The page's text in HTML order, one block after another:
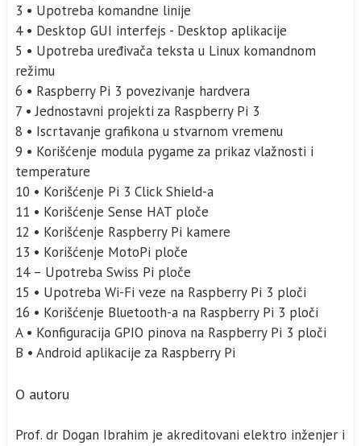
3 • Upotreba komandne linije
4 • Desktop GUI interfejs - Desktop aplikacije
5 • Upotreba uređivača teksta u Linux komandnom
režimu
6 • Raspberry Pi 3 povezivanje hardvera
7 • Jednostavni projekti za Raspberry Pi 3
8 • Iscrtavanje grafikona u stvarnom vremenu
9 • Korišćenje modula pygame za prikaz vlažnosti i
temperature
10 • Korišćenje Pi 3 Click Shield-a
11 • Korišćenje Sense HAT ploče
12 • Korišćenje Raspberry Pi kamere
13 • Korišćenje MotoPi ploče
14 – Upotreba Swiss Pi ploče
15 • Upotreba Wi-Fi veze na Raspberry Pi 3 ploči
16 • Korišćenje Bluetooth-a na Raspberry Pi 3 ploči
A • Konfiguracija GPIO pinova na Raspberry Pi 3 ploči
B • Android aplikacije za Raspberry Pi
O autoru
Prof. dr Dogan Ibrahim je akreditovani elektro inženjer i